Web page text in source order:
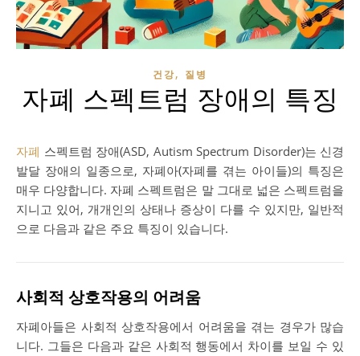
건강, 질병
자폐 스펙트럼 장애의 특징
자폐 스펙트럼 장애(ASD, Autism Spectrum Disorder)는 신경
발달 장애의 일종으로, 자폐아(자폐를 겪는 아이들)의 특징은
매우 다양합니다. 자폐 스펙트럼은 말 그대로 넓은 스펙트럼을
지니고 있어, 개개인의 상태나 증상이 다를 수 있지만, 일반적
으로 다음과 같은 주요 특징이 있습니다.
사회적 상호작용의 어려움
자폐아들은 사회적 상호작용에서 어려움을 겪는 경우가 많습
니다. 그들은 다음과 같은 사회적 행동에서 차이를 보일 수 있